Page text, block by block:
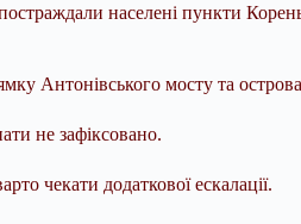
населені пункти
Антонівського мосту та
не зафіксовано.
чекати додаткової ескалації.